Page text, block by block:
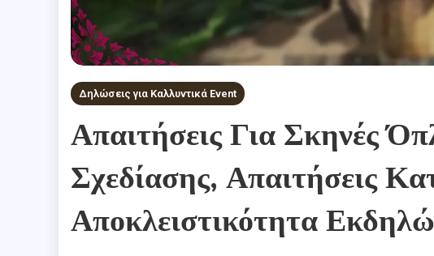
Δηλώσεις για Καλλυντικά Event
Απαιτήσεις Για Σκηνές
Σχεδίασης, Απαιτήσεις
Αποκλειστικότητα